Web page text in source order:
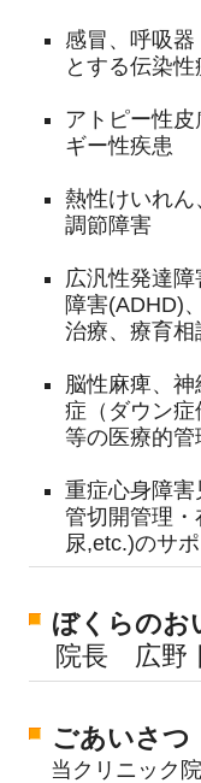
感冒、呼吸
とする伝染性
アトピー性
ギー性疾患
熱性けいれ
調節障害
広汎性発達
障害(ADHD)
治療、療育相
脳性麻痺、
症（ダウン
等の医療的
重症心身障
管切開管理
尿,etc.)のサ
ぼくらのお
院長 広野
ごあいさつ
当クリニック